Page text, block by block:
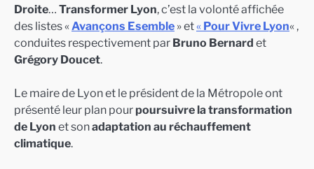
Droite… Transformer Lyon, c’est la volonté affichée
des listes « Avançons Esemble » et« Pour Vivre Lyon« ,
conduites respectivement par Bruno Bernard et
Grégory Doucet.
Le maire de Lyon et le président de la Métropole ont
présenté leur plan pour poursuivre la transformation
de Lyon et sonadaptation au réchauffement
climatique.